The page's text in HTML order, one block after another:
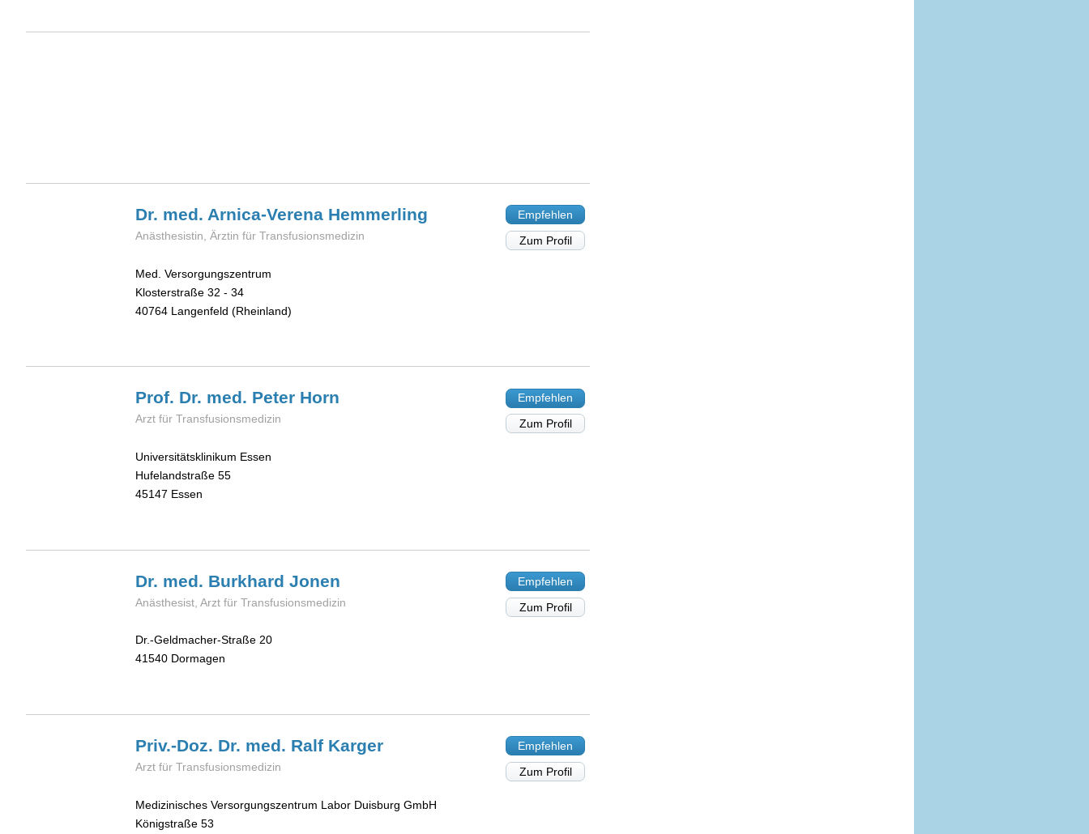
Dr. med. Arnica-Verena Hemmerling
Anästhesistin, Ärztin für Transfusionsmedizin
Med. Versorgungszentrum
Klosterstraße 32 - 34
40764 Langenfeld (Rheinland)
Empfehlen
Zum Profil
Prof. Dr. med. Peter Horn
Arzt für Transfusionsmedizin
Universitätsklinikum Essen
Hufelandstraße 55
45147 Essen
Empfehlen
Zum Profil
Dr. med. Burkhard Jonen
Anästhesist, Arzt für Transfusionsmedizin
Dr.-Geldmacher-Straße 20
41540 Dormagen
Empfehlen
Zum Profil
Priv.-Doz. Dr. med. Ralf Karger
Arzt für Transfusionsmedizin
Medizinisches Versorgungszentrum Labor Duisburg GmbH
Königstraße 53
Empfehlen
Zum Profil